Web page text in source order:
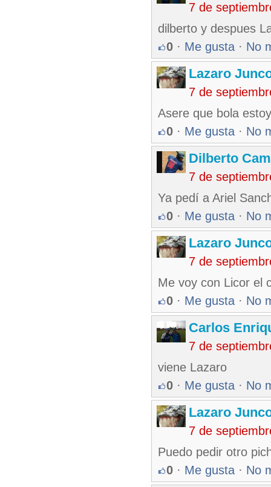
7 de
dilberto y despues
0 · Me gusta · No
Lazaro
7 de
Asere que bola
0 · Me gusta · No
Dilberto
7 de
Ya pedí a Ariel
0 · Me gusta · No
Lazaro
7 de
Me voy con Licor el
0 · Me gusta · No
Carlos
7 de
viene Lazaro
0 · Me gusta · No
Lazaro
7 de
Puedo pedir otro
0 · Me gusta · No